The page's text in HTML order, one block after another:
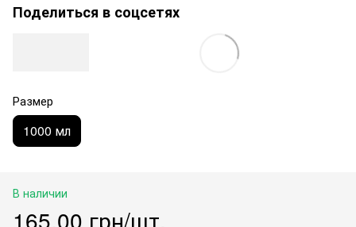
Поделиться в соцсетях
Размер
1000 мл
В наличии
165.00 грн/шт.